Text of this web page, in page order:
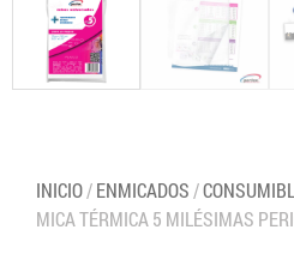
INICIO/ENMICADOS /
MICA TÉRMICA 5 MILÉSIMAS